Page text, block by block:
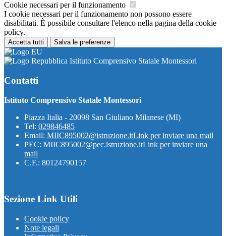
Cookie necessari per il funzionamento
I cookie necessari per il funzionamento non possono essere
disabilitati. È possibile consultare l'elenco nella pagina della cookie
policy.
Accetta tutti Salva le preferenze
Istituto Comprensivo Statale Montessori
Contatti
Istituto Comprensivo Statale Montessori
Piazza Italia - 20098 San Giuliano Milanese (MI)
Tel: 029846485
Email: MIIC895002@istruzione.itLink per inviare una mail
PEC: MIIC895002@pec.istruzione.itLink per inviare una
mail
C.F.: 80124790157
Sezione Link Utili
Cookie policy
Note legali